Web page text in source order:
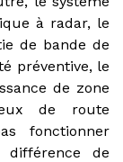
à radar, le
de bande de
préventive, le
de zone
de route
fonctionner
différence de